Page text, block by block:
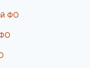
ФО